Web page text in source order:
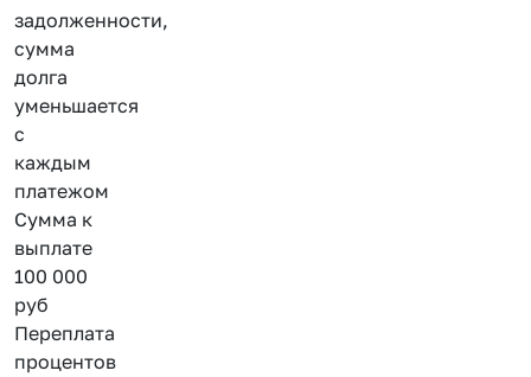
задолженности,
сумма
долга
уменьшается
с
каждым
платежом
Сумма к
выплате
100 000
руб
Переплата
процентов